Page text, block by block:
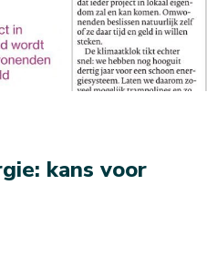
kans voor